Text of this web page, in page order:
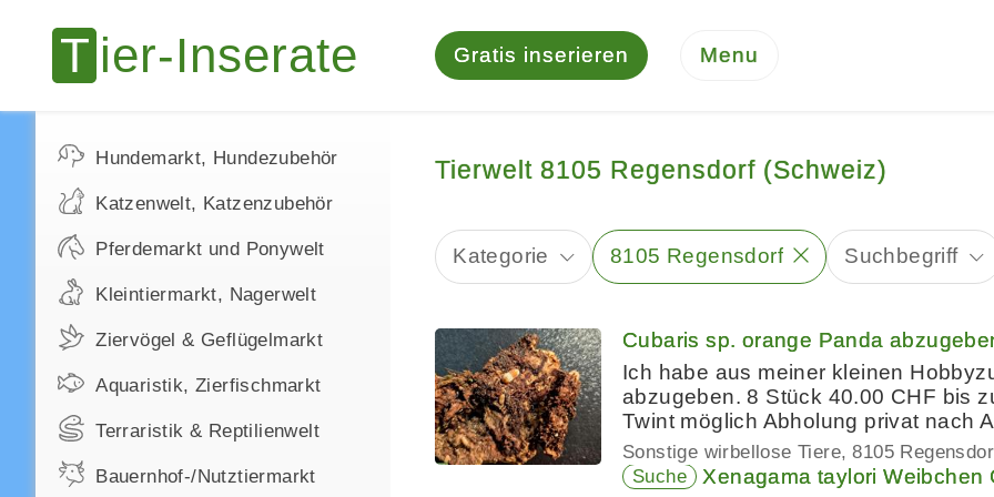
Gratis inserieren Menu
Hundemarkt, Hundezubehör
Katzenwelt, Katzenzubehör
Pferdemarkt und Ponywelt
Kleintiermarkt, Nagerwelt
Ziervögel & Geflügelmarkt
Aquaristik, Zierfischmarkt
Terraristik & Reptilienwelt
Bauernhof-/Nutztiermarkt
Tierwelt 8105 Regensdorf (Schweiz)
Kategorie 8105 Regensdorf Suchbegriff
Cubaris sp. orange Panda
Ich habe aus meiner kleinen
abzugeben. 8 Stück 40.00 CHF bis
Twint möglich Abholung privat nach
Sonstige wirbellose Tiere 8105
Suche
Xenagama taylori Weibchen